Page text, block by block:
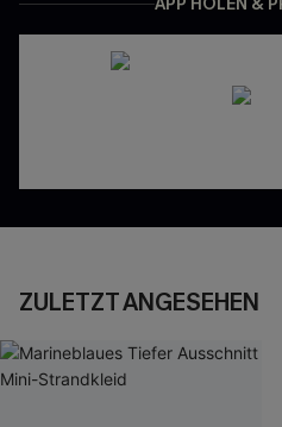
ZULETZT ANGESEHEN